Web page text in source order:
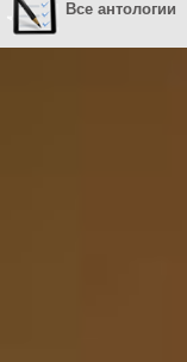
Все антологии